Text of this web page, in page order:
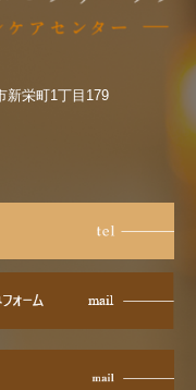
栄町1丁目179